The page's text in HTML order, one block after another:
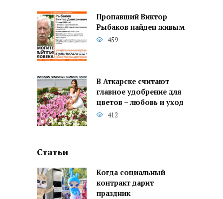
Пропавший Виктор
Рыбаков найден живым
459
В Аткарске считают
главное удобрение для
цветов – любовь и уход
412
Статьи
Когда социальный
контракт дарит
праздник